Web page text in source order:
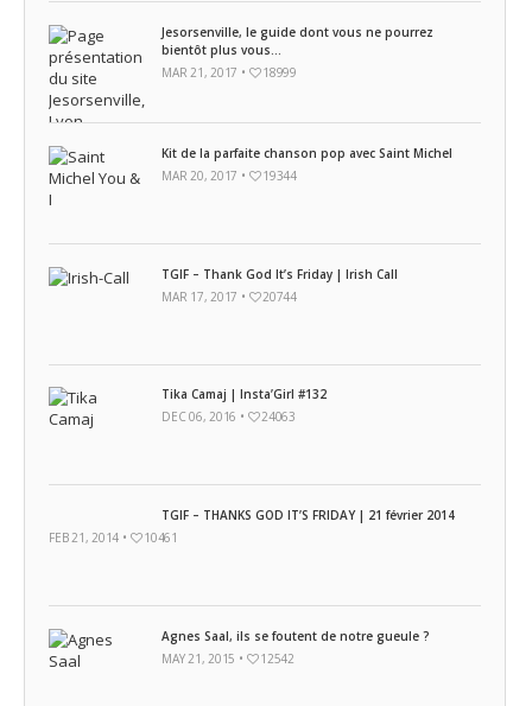
Jesorsenville, le guide dont vous ne pourrez
bientôt plus vous...
MAR 21, 2017 •
18999
Kit de la parfaite chanson pop avec Saint Michel
MAR 20, 2017 •
19344
TGIF – Thank God It’s Friday | Irish Call
MAR 17, 2017 •
20744
Tika Camaj | Insta’Girl #132
DEC 06, 2016 •
24063
TGIF – THANKS GOD IT’S FRIDAY | 21 février 2014
FEB 21, 2014 •
10461
Agnes Saal, ils se foutent de notre gueule ?
MAY 21, 2015 •
12542